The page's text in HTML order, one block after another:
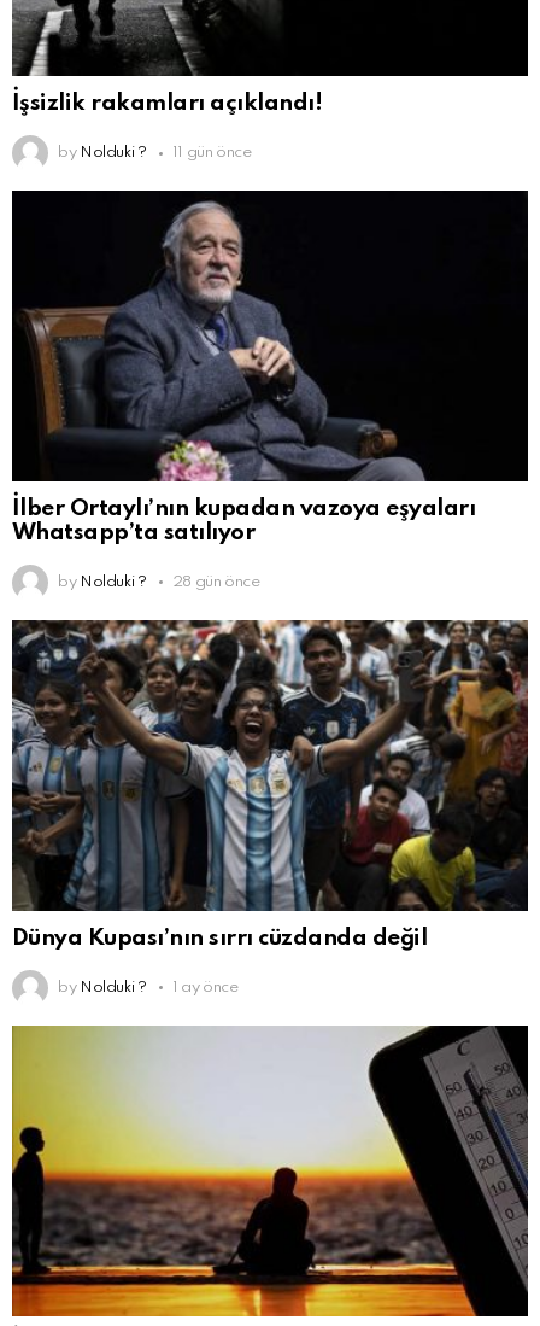
İşsizlik rakamları açıklandı!
by Nolduki ? 11 gün önce
İlber Ortaylı’nın kupadan vazoya eşyaları
Whatsapp’ta satılıyor
by Nolduki ? 28 gün önce
Dünya Kupası’nın sırrı cüzdanda değil
by Nolduki ? 1 ay önce